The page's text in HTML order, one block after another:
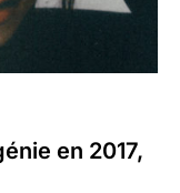
en 2017,